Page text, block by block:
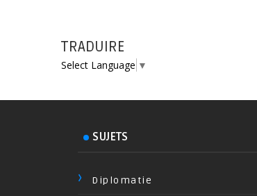
TRADUIRE
Select Language ▼
SUJETS
Diplomatie